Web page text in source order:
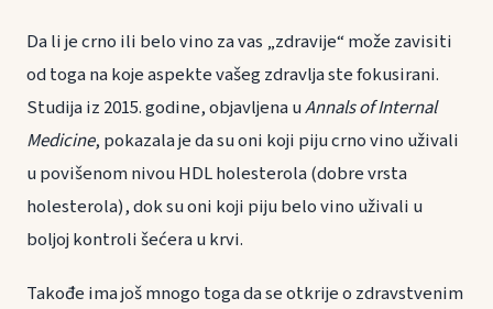
Da li je crno ili belo vino za vas „zdravije“ može zavisiti
od toga na koje aspekte vašeg zdravlja ste fokusirani.
Studija iz 2015. godine, objavljena uAnnals of Internal
Medicine, pokazala je da su oni koji piju crno vino uživali
u povišenom nivou HDL holesterola (dobre vrsta
holesterola), dok su oni koji piju belo vino uživali u
boljoj kontroli šećera u krvi.
Takođe ima još mnogo toga da se otkrije o zdravstvenim